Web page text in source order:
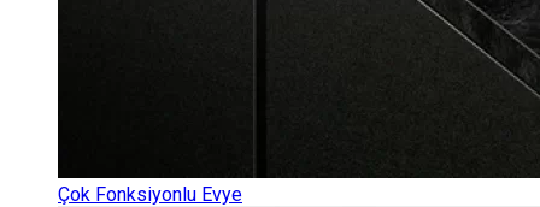
Çok Fonksiyonlu Evye